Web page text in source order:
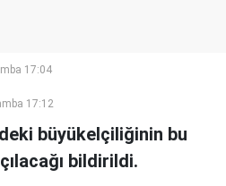
17:04
17:12
büyükelçiliğinin bu
bildirildi.